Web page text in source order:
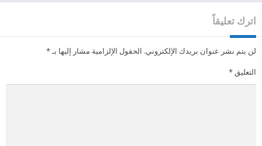
اترك تعليقاً
لن يتم نشر عنوان بريدك الإلكتروني. الحقول الإلزامية مشار إليها بـ*
التعليق*